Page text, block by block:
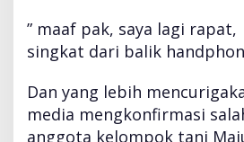
” maaf pak, saya lagi
singkat dari balik
Dan yang lebih
media mengkonfirmasi
anggota kelompok tani